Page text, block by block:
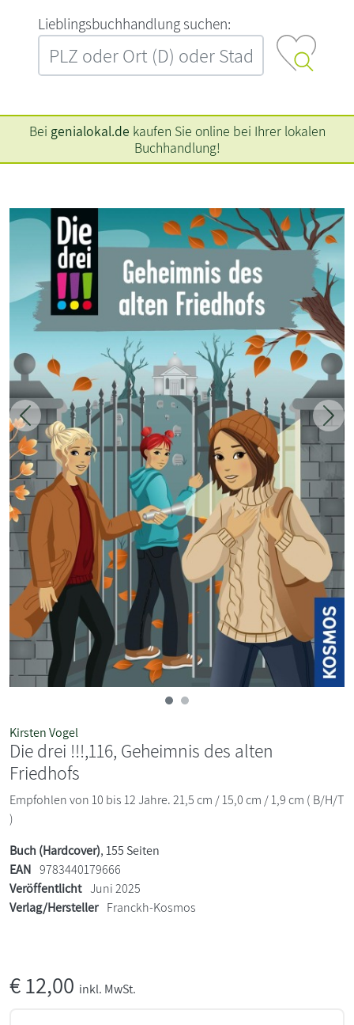
L‍i‍e‍b‍l‍i‍n‍g‍s‍b‍u‍c‍h‍h‍a‍n‍d‍l‍u‍n‍g‍ ‍s‍u‍c‍h‍e‍n‍:‍
Bei genialokal.de kaufen Sie online bei Ihrer lokalen
Buchhandlung!
Zurück
Kirsten Vogel
Die drei !!!,116, Geheimnis des alten
Friedhofs
Empfohlen von 10 bis 12 Jahre. 21,5 cm / 15,0 cm / 1,9 cm ( B/H/T
)
Buch (Hardcover), 155 Seiten
EAN 9783440179666
Veröffentlicht Juni 2025
Verlag/Hersteller Franckh-Kosmos
€12,00 inkl. MwSt.